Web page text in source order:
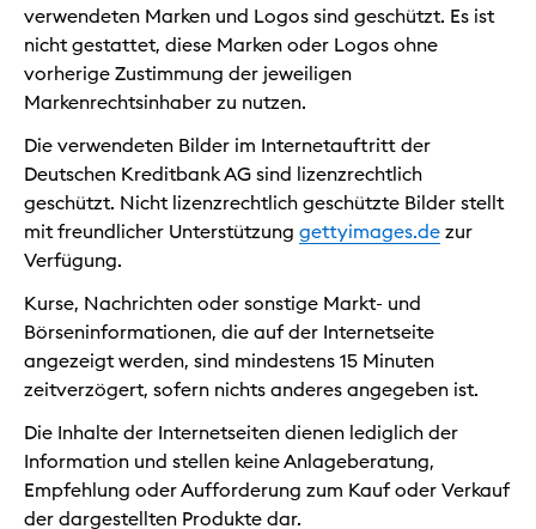
verwendeten Marken und Logos sind geschützt. Es ist
nicht gestattet, diese Marken oder Logos ohne
vorherige Zustimmung der jeweiligen
Markenrechtsinhaber zu nutzen.
Die verwendeten Bilder im Internetauftritt der
Deutschen Kreditbank AG sind lizenzrechtlich
geschützt. Nicht lizenzrechtlich geschützte Bilder stellt
mit freundlicher Unterstützung gettyimages.de zur
Verfügung.
Kurse, Nachrichten oder sonstige Markt- und
Börseninformationen, die auf der Internetseite
angezeigt werden, sind mindestens 15 Minuten
zeitverzögert, sofern nichts anderes angegeben ist.
Die Inhalte der Internetseiten dienen lediglich der
Information und stellen keine Anlageberatung,
Empfehlung oder Aufforderung zum Kauf oder Verkauf
der dargestellten Produkte dar.